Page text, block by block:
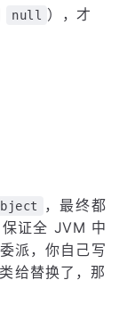
null
），才
，最终都
保证全 JVM 中
派，你自己写
给替换了，那